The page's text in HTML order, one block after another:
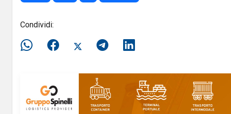
Condividi: